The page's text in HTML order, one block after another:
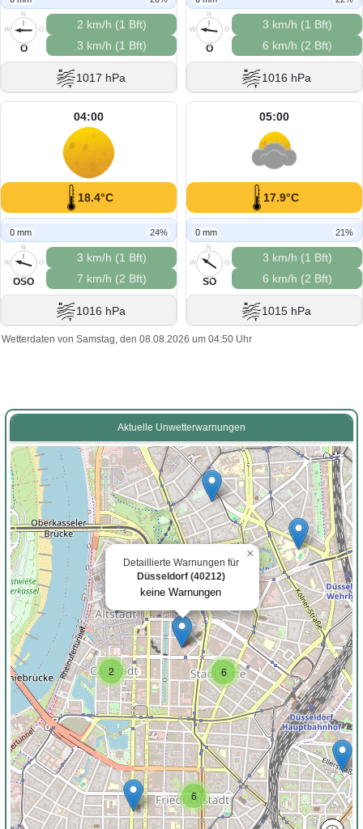
N
O
S
W
O
2 km/h (1 Bft)
3 km/h (1 Bft)
1017 hPa
N
O
S
W
O
3 km/h (1 Bft)
6 km/h (2 Bft)
1016 hPa
04:00
18.4°C
0 mm 24%
N
O
S
W
OSO
3 km/h (1 Bft)
7 km/h (2 Bft)
1016 hPa
05:00
17.9°C
0 mm 21%
N
O
S
W
SO
3 km/h (1 Bft)
6 km/h (2 Bft)
1015 hPa
Wetterdaten von Samstag, den 08.08.2026 um 04:50 Uhr
Aktuelle Unwetterwarnungen
2
6
6
Detaillierte Warnungen für
Düsseldorf (40212)
keine Warnungen
×